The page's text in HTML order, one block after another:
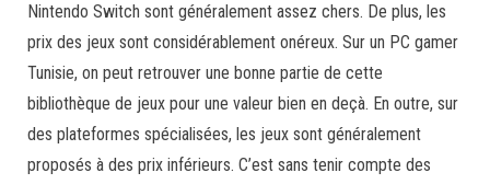
Nintendo Switch sont généralement assez chers. De plus, les
prix des jeux sont considérablement onéreux. Sur un PC gamer
Tunisie, on peut retrouver une bonne partie de cette
bibliothèque de jeux pour une valeur bien en deçà. En outre, sur
des plateformes spécialisées, les jeux sont généralement
proposés à des prix inférieurs. C’est sans tenir compte des